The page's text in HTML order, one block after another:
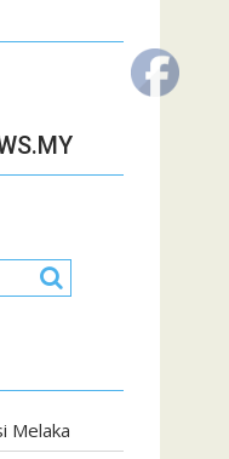
Melaka